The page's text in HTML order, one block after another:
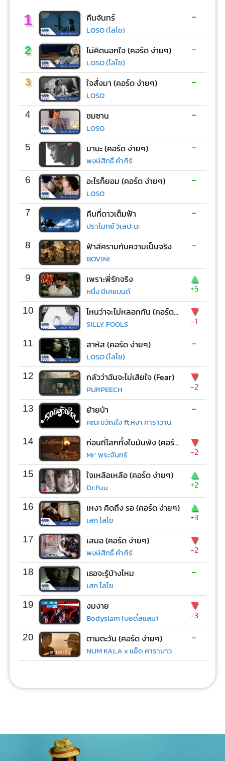
1 คืนจันทร์
LOSO (โลโซ)
-
2 ไม่คิดนอกใจ (คอร์ด ง่ายๆ)
LOSO (โลโซ)
-
3 ใจสั่งมา (คอร์ด ง่ายๆ)
LOSO
-
4 ซมซาน
LOSO
-
5 มานะ (คอร์ด ง่ายๆ)
พงษ์สิทธิ์ คำภีร์
-
6 อะไรก็ยอม (คอร์ด ง่ายๆ)
LOSO
-
7 คืนที่ดาวเต็มฟ้า
ปราโมทย์ วิเลปะนะ
-
8 ฟ้าสีครามกับความเป็นจริง
BOVINI
-
9 เพราะพี่รักจริง
หนึ่ง บีเคแบนด์
▲
+5
10 ไหนว่าจะไม่หลอกกัน (คอร์ด ง่ายๆ)
SILLY FOOLS
▼
-1
11 สาหัส (คอร์ด ง่ายๆ)
LOSO (โลโซ)
-
12 กลัวว่าฉันจะไม่เสียใจ (Fear)
PURPEECH
▼
-2
13 ย้ายป่า
คณะขวัญใจ ft.หงา คาราวาน
-
14 ก่อนที่โลกทั้งใบมันพัง (คอร์ด ง่ายๆ)
Mr’ พระจันทร์
▼
-2
15 ใจเหลือเหลือ (คอร์ด ง่ายๆ)
Dr.Fuu
▲
+2
16 เหงา คิดถึง รอ (คอร์ด ง่ายๆ)
เสก โลโซ
▲
+3
17 เสมอ (คอร์ด ง่ายๆ)
พงษ์สิทธิ์ คำภีร์
▼
-2
18 เธอจะรู้บ้างไหม
เสก โลโซ
-
19 งมงาย
Bodyslam (บอดี้สแลม)
▼
-3
20 ตามตะวัน (คอร์ด ง่ายๆ)
NUM KALA x แอ๊ด คาราบาว
-